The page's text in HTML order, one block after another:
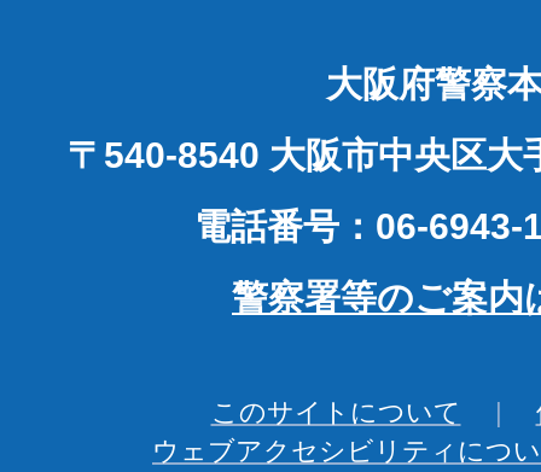
大阪府警察
〒540-8540 大阪市中央区大
電話番号：06-6943-
警察署等のご案内
このサイトについて
ウェブアクセシビリティにつ